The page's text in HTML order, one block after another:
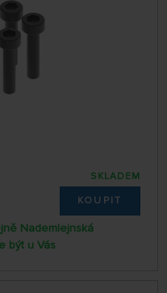
SKLADEM
KOUPIT
Nademlejnská
být u Vás